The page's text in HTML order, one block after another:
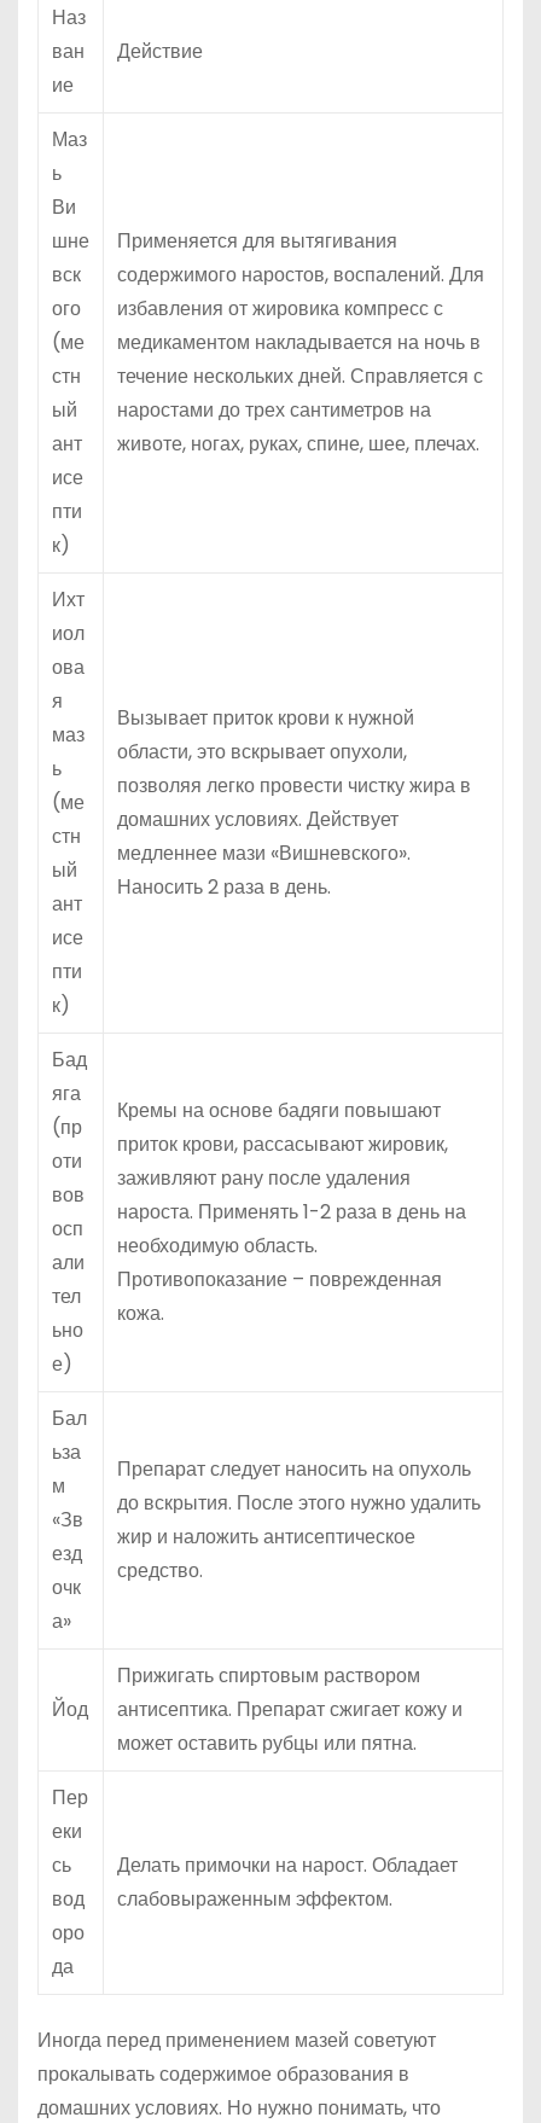
Наз
ван
ие
Действие
Маз
ь
Ви
шне
вск
ого
(ме
стн
ый
ант
исе
пти
к)
Применяется для вытягивания
содержимого наростов, воспалений. Для
избавления от жировика компресс с
медикаментом накладывается на ночь в
течение нескольких дней. Справляется с
наростами до трех сантиметров на
животе, ногах, руках, спине, шее, плечах.
Ихт
иол
ова
я
маз
ь
(ме
стн
ый
ант
исе
пти
к)
Вызывает приток крови к нужной
области, это вскрывает опухоли,
позволяя легко провести чистку жира в
домашних условиях. Действует
медленнее мази «Вишневского».
Наносить 2 раза в день.
Бад
яга
(пр
оти
вов
осп
али
тел
ьно
е)
Кремы на основе бадяги повышают
приток крови, рассасывают жировик,
заживляют рану после удаления
нароста. Применять 1-2 раза в день на
необходимую область.
Противопоказание – поврежденная
кожа.
Бал
ьза
м
«Зв
езд
очк
а»
Препарат следует наносить на опухоль
до вскрытия. После этого нужно удалить
жир и наложить антисептическое
средство.
Йод
Прижигать спиртовым раствором
антисептика. Препарат сжигает кожу и
может оставить рубцы или пятна.
Пер
еки
сь
вод
оро
да
Делать примочки на нарост. Обладает
слабовыраженным эффектом.
Иногда перед применением мазей советуют
прокалывать содержимое образования в
домашних условиях. Но нужно понимать, что